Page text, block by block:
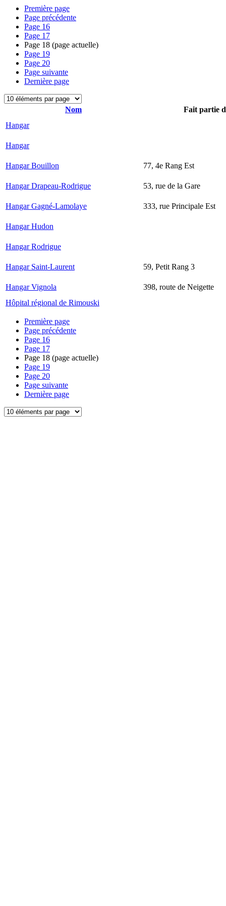
Première page
Page précédente
Page 16
Page 17
Page 18 (page actuelle)
Page 19
Page 20
Page suivante
Dernière page
Nom
Fait partie
Hangar
Hangar
Hangar Bouillon 77, 4e Rang Est
Hangar Drapeau-Rodrigue 53, rue de la Gare
Hangar Gagné-Lamolaye 333, rue Principale Est
Hangar Hudon
Hangar Rodrigue
Hangar Saint-Laurent 59, Petit Rang 3
Hangar Vignola
398, route de Neigette
Hôpital régional de Rimouski
Première page
Page précédente
Page 16
Page 17
Page 18 (page actuelle)
Page 19
Page 20
Page suivante
Dernière page